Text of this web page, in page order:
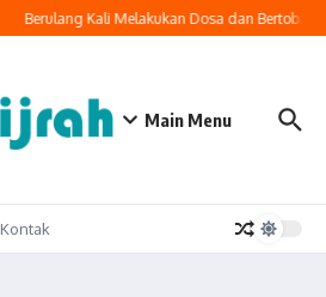
Berulang Kali Melakukan Dosa dan Bertobat,
Main Menu
Kontak